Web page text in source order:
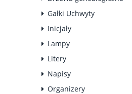
Gałki Uchwyty
Inicjały
Lampy
Litery
Napisy
Organizery